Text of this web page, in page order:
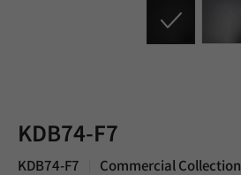
KDB74-F7
KDB74-F7 Commercial Collection